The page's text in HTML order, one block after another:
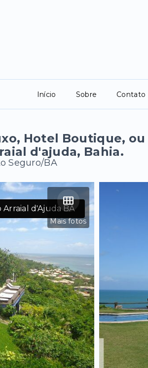
Início Sobre Contato
Hotel Boutique, ou
d'ajuda, Bahia.
Seguro/BA
Mais fotos
Arraial d'Ajuda BA